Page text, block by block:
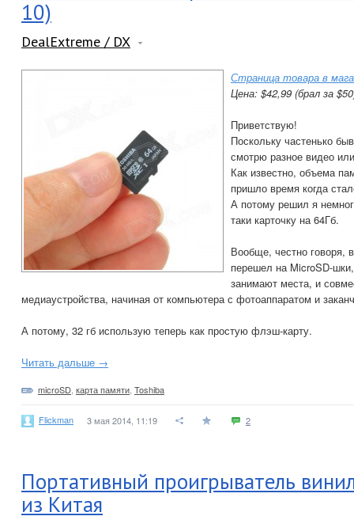
10)
DealExtreme / DX
Страница товара в
Цена: $42,99 (брал за
Приветствую!
Поскольку частенько
смотрю разное видео
Как известно, объема
пришло время когда
А потому решил я
таки карточку на 64Гб.
Вообще, честно говоря,
перешел на MicroSD-
занимают места, и
медиаустройства, начиная от компьютера с фотоаппаратом и
А потому, 32 гб использую теперь как простую флэш-карту.
Читать дальше →
microSD карта памяти Toshiba
Flickman 3 мая 2014, 11:19 2
Портативный проигрыватель
из Китая